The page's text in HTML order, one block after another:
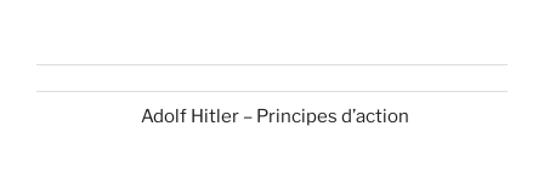
Adolf Hitler – Principes d’action